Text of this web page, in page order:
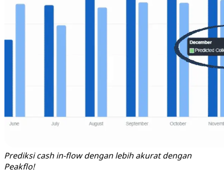
Prediksi cash in-flow dengan lebih akurat dengan
Peakflo!